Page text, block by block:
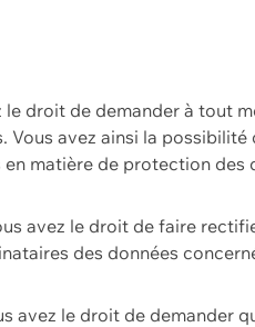
droit de demander à tout
Vous avez ainsi la
matière de protection des
avez le droit de faire
des données
avez le droit de demander